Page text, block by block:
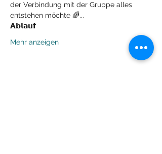
der Verbindung mit der Gruppe alles
entstehen möchte 🌈...
𝗔𝗯𝗹𝗮𝘂𝗳
Mehr anzeigen